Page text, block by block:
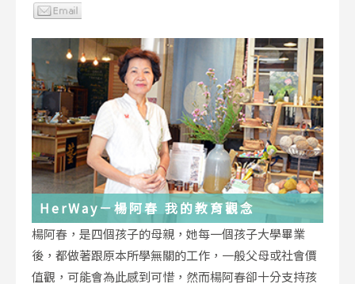
HerWay－楊阿春 我的教育觀念
楊阿春，是四個孩子的母親，她每一個孩子大學畢業
後，都做著跟原本所學無關的工作，一般父母或社會價
值觀，可能會為此感到可惜，然而楊阿春卻十分支持孩